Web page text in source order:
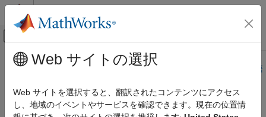
コンテンツへスキップ
オフキャンバス ナビゲーション メ
ドキュメンテーションのホーム
Aerospace Toolbox
メインコンテンツ
このページは機械翻訳を使用して翻訳されました。最新版の英語
rrtheta
Web サイトの選択
Web サイトを選択すると、翻訳されたコンテンツにアクセス
し、地域のイベントやサービスを確認できます。現在の位置情